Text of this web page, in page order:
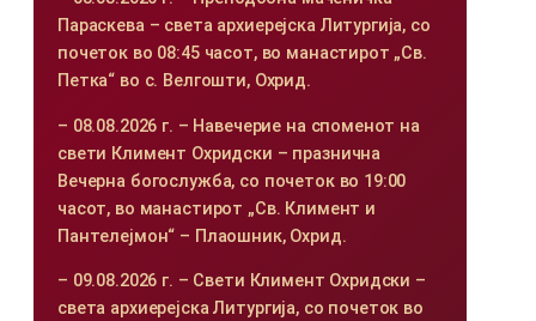
Параскева – света архиерејска Литургија, со
почеток во 08:45 часот, во манастирот „Св.
Петка“ во с. Велгошти, Охрид.
– 08.08.2026 г. – Навечерие на споменот на
свети Климент Охридски – празнична
Вечерна богослужба, со почеток во 19:00
часот, во манастирот „Св. Климент и
Пантелејмон“ – Плаошник, Охрид.
– 09.08.2026 г. – Свети Климент Охридски –
света архиерејска Литургија, со почеток во